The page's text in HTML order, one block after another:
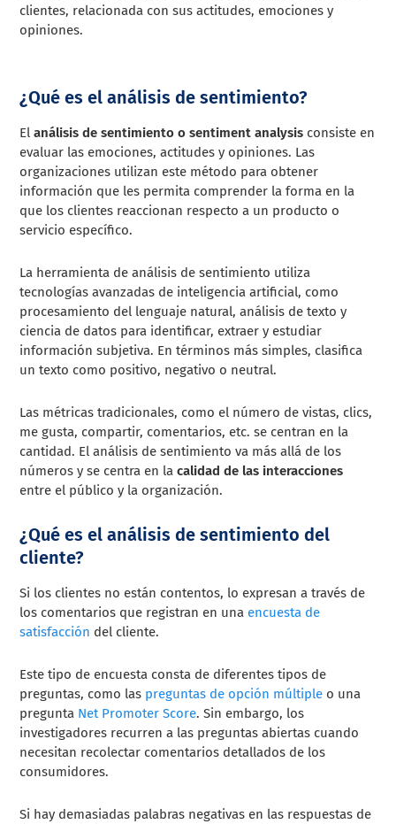
clientes, relacionada con sus actitudes, emociones y
opiniones.
¿Qué es el análisis de sentimiento?
Elanálisis de sentimiento o sentiment analysis consiste en
evaluar las emociones, actitudes y opiniones. Las
organizaciones utilizan este método para obtener
información que les permita comprender la forma en la
que los clientes reaccionan respecto a un producto o
servicio específico.
La herramienta de análisis de sentimiento utiliza
tecnologías avanzadas de inteligencia artificial, como
procesamiento del lenguaje natural, análisis de texto y
ciencia de datos para identificar, extraer y estudiar
información subjetiva. En términos más simples, clasifica
un texto como positivo, negativo o neutral.
Las métricas tradicionales, como el número de vistas, clics,
me gusta, compartir, comentarios, etc. se centran en la
cantidad. El análisis de sentimiento va más allá de los
números y se centra en lacalidad de las interacciones
entre el público y la organización.
¿Qué es el análisis de sentimiento del
cliente?
Si los clientes no están contentos, lo expresan a través de
los comentarios que registran en una encuesta de
satisfacción del cliente.
Este tipo de encuesta consta de diferentes tipos de
preguntas, como las preguntas de opción múltiple o una
pregunta Net Promoter Score. Sin embargo, los
investigadores recurren a las preguntas abiertas cuando
necesitan recolectar comentarios detallados de los
consumidores.
Si hay demasiadas palabras negativas en las respuestas de